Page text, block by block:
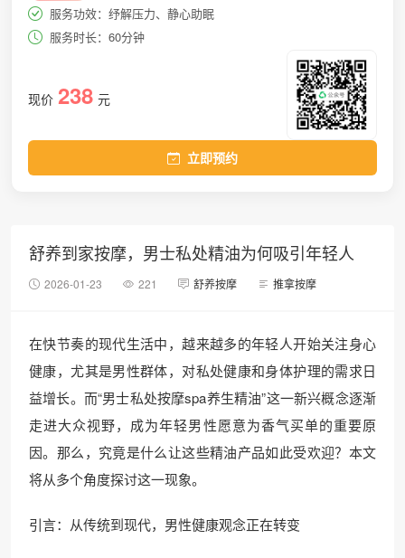
服务功效：纾解压力、静心助眠
服务时长：60分钟
现价 238 元
立即预约
舒养到家按摩，男士私处精油为何吸引年轻人
2026-01-23 221 舒养按摩 推拿按摩
在快节奏的现代生活中，越来越多的年轻人开始关注身心
健康，尤其是男性群体，对私处健康和身体护理的需求日
益增长。而“男士私处按摩spa养生精油”这一新兴概念逐渐
走进大众视野，成为年轻男性愿意为香气买单的重要原
因。那么，究竟是什么让这些精油产品如此受欢迎？本文
将从多个角度探讨这一现象。
引言：从传统到现代，男性健康观念正在转变